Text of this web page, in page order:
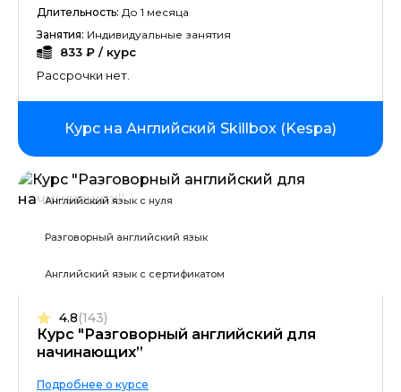
Длительность: До 1 месяца
Занятия: Индивидуальные занятия
833 ₽ / курс
Рассрочки нет.
Курс на Английский Skillbox (Kespa)
Английский язык с нуля
Разговорный английский язык
Английский язык с сертификатом
Курс "Разговорный английский для
начинающих”
4.8(143)
Подробнее о курсе